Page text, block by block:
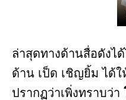
ล่าสุดทางด้านสื่อดัง
ด้าน เป็ด เชิญยิ้ม ได้
ปรากฏว่าเพิ่งทราบว่า